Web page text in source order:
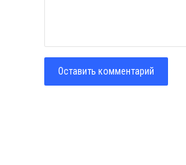
Оставить комментарий